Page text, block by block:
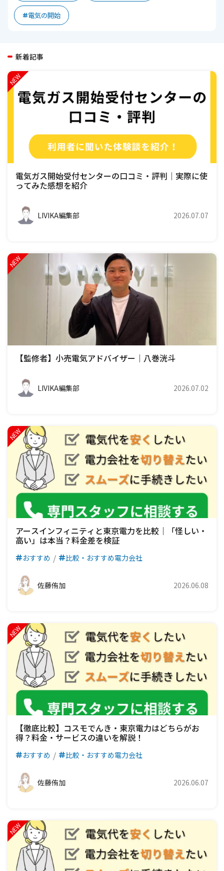
電気の開始
新着記事
電気ガス開始受付センターの口コミ・評判｜実際に使
ってみた感想を紹介
LIVIKA編集部 2026.07.07
【監修者】小売電気アドバイザー｜八巻洸斗
LIVIKA編集部 2026.07.02
アースインフィニティと東京電力を比較｜「怪しい・
高い」は本当？料金差を検証
おすすめ 比較・おすすめ電力会社
佐藤侑加 2026.06.08
【徹底比較】コスモでんき・東京電力はどちらがお
得？料金・サービスの違いを解説！
おすすめ 比較・おすすめ電力会社
佐藤侑加 2026.06.07